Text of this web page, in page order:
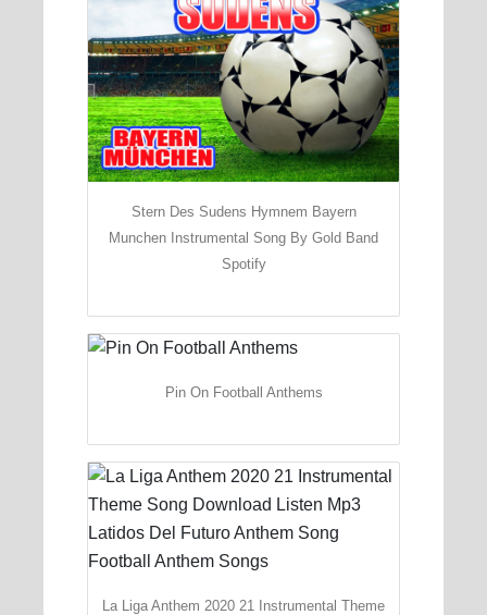
Stern Des Sudens Hymnem Bayern
Munchen Instrumental Song By Gold Band
Spotify
Pin On Football Anthems
La Liga Anthem 2020 21 Instrumental Theme